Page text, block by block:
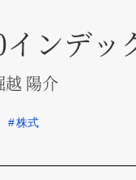
ンデッ
越 陽介
#株式